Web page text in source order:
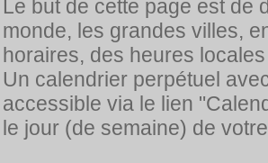
Le but de cette page est de
monde, les grandes villes,
horaires, des heures
Un calendrier perpétuel
accessible via le lien
le jour (de semaine) de